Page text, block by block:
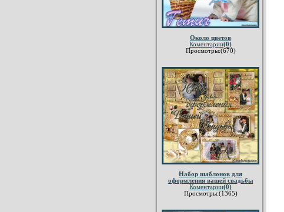
Около цветов
Коментарии(0)
Просмотры:(670)
Набор шаблонов для
оформления вашей свадьбы
Коментарии(0)
Просмотры:(1365)